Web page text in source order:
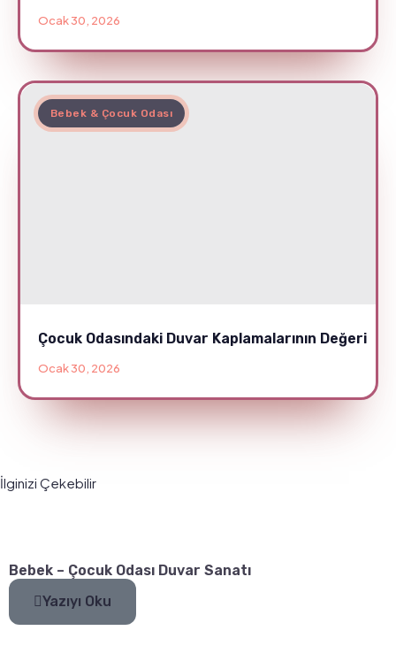
Ocak 30, 2026
Bebek & Çocuk Odası
Çocuk Odasındaki Duvar Kaplamalarının Değeri
Ocak 30, 2026
İlginizi Çekebilir
Bebek – Çocuk Odası Duvar Sanatı
Yazıyı Oku